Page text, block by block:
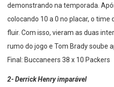
demonstrando na temporada.
colocando 10 a 0 no placar, o time
fluir. Com isso, vieram as duas
rumo do jogo e Tom Brady soube
Final: Buccaneers 38 x 10 Packers
2- Derrick Henry imparável